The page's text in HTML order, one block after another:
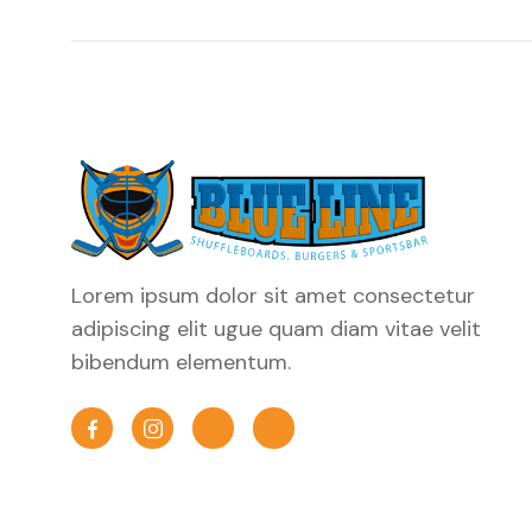
Lorem ipsum dolor sit amet consectetur
adipiscing elit ugue quam diam vitae velit
bibendum elementum.
 